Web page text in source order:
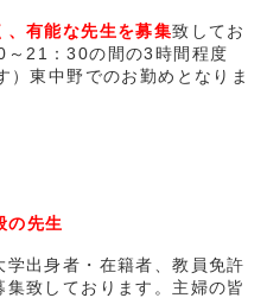
、有能な先生を募集致してお
～21：30の間の3時間程度
）東中野でのお勤めとなりま
の先生
出身者・在籍者、教員免許
致しております。主婦の皆